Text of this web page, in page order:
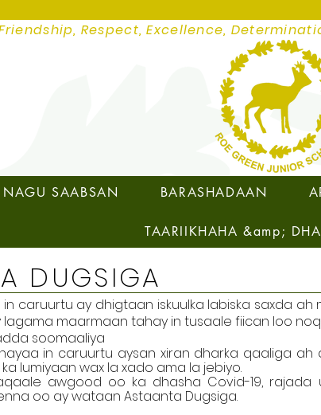
Respect, Excellence,
NAGU SAABSAN BARASHADAAN
TAARIIKHAHA &amp;
DUGSIGA
caruurtu ay dhigtaan iskuulka labiska saxda
maarmaan tahay in tusaale fiican loo
soomaaliya
in caruurtu aysan xiran dharka qaaliga
lumiyaan wax la xado ama la jebiyo.
awgood oo ka dhasha Covid-19,
oo ay wataan Astaanta Dugsiga.